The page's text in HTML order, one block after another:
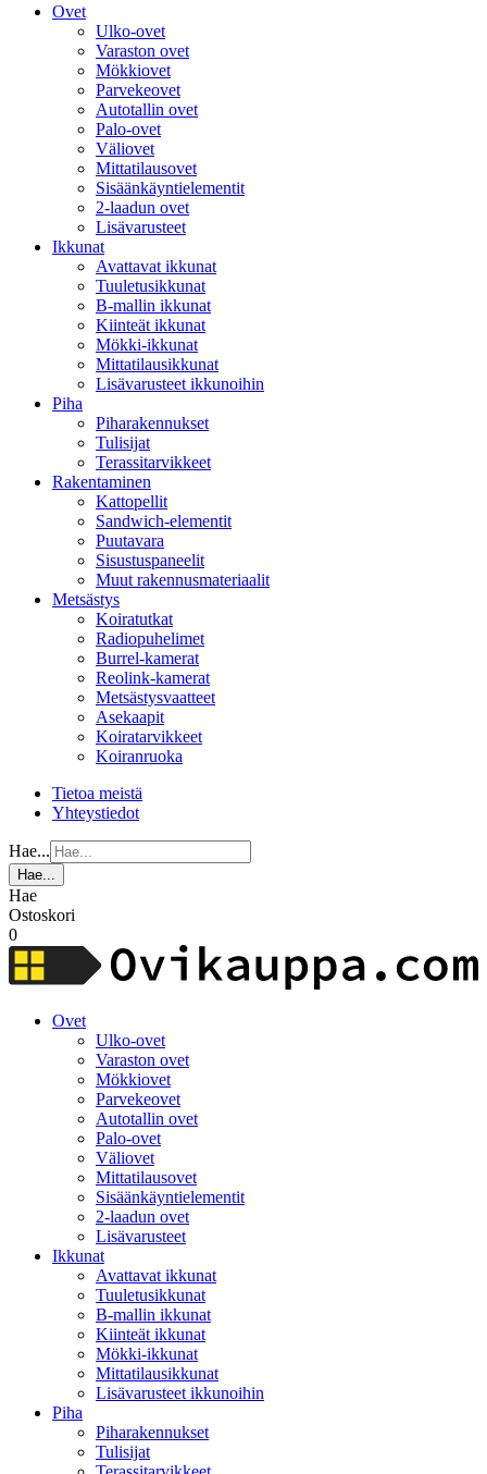
Ovet
Ulko-ovet
Varaston ovet
Mökkiovet
Parvekeovet
Autotallin ovet
Palo-ovet
Väliovet
Mittatilausovet
Sisäänkäyntielementit
2-laadun ovet
Lisävarusteet
Ikkunat
Avattavat ikkunat
Tuuletusikkunat
B-mallin ikkunat
Kiinteät ikkunat
Mökki-ikkunat
Mittatilausikkunat
Lisävarusteet ikkunoihin
Piha
Piharakennukset
Tulisijat
Terassitarvikkeet
Rakentaminen
Kattopellit
Sandwich-elementit
Puutavara
Sisustuspaneelit
Muut rakennusmateriaalit
Metsästys
Koiratutkat
Radiopuhelimet
Burrel-kamerat
Reolink-kamerat
Metsästysvaatteet
Asekaapit
Koiratarvikkeet
Koiranruoka
Tietoa meistä
Yhteystiedot
Hae...
Hae...
Hae
Ostoskori
0
Ovet
Ulko-ovet
Varaston ovet
Mökkiovet
Parvekeovet
Autotallin ovet
Palo-ovet
Väliovet
Mittatilausovet
Sisäänkäyntielementit
2-laadun ovet
Lisävarusteet
Ikkunat
Avattavat ikkunat
Tuuletusikkunat
B-mallin ikkunat
Kiinteät ikkunat
Mökki-ikkunat
Mittatilausikkunat
Lisävarusteet ikkunoihin
Piha
Piharakennukset
Tulisijat